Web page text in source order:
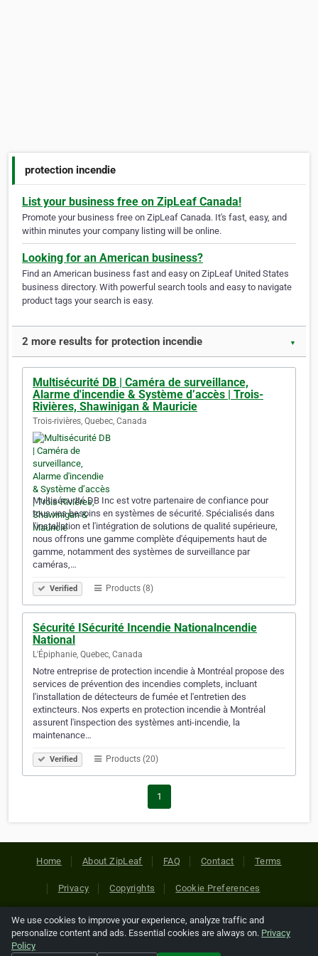
protection incendie
List your business free on ZipLeaf Canada!
Promote your business free on ZipLeaf Canada. It's fast, easy, and
within minutes your company listing will be online.
Looking for an American business?
Find an American business fast and easy on ZipLeaf United States
business directory. With powerful search tools and easy to navigate
product tags your search is easy.
2 more results for protection incendie ▼
Multisécurité DB | Caméra de surveillance,
Alarme d'incendie & Système d’accès | Trois-
Rivières, Shawinigan & Mauricie
Trois-rivières, Quebec, Canada
Multisécurité DB Inc est votre partenaire de confiance pour
tous vos besoins en systèmes de sécurité. Spécialisés dans
l'installation et l'intégration de solutions de qualité supérieure,
nous offrons une gamme complète d'équipements haut de
gamme, notamment des systèmes de surveillance par
caméras,…
Verified Products (8)
Sécurité ISécurité Incendie Nationalncendie
National
L'Épiphanie, Quebec, Canada
Notre entreprise de protection incendie à Montréal propose des
services de prévention des incendies complets, incluant
l'installation de détecteurs de fumée et l'entretien des
extincteurs. Nos experts en protection incendie à Montréal
assurent l'inspection des systèmes anti-incendie, la
maintenance…
Verified Products (20)
1
Home About ZipLeaf FAQ Contact Terms
Privacy Copyrights Cookie Preferences
Copyright © 2026 Netcode, Inc. All Rights Reserved. All
references relating to third-party companies are copyright of
We use cookies to improve your experience, analyze traffic and
personalize content and ads. Essential cookies are always on. Privacy
Policy